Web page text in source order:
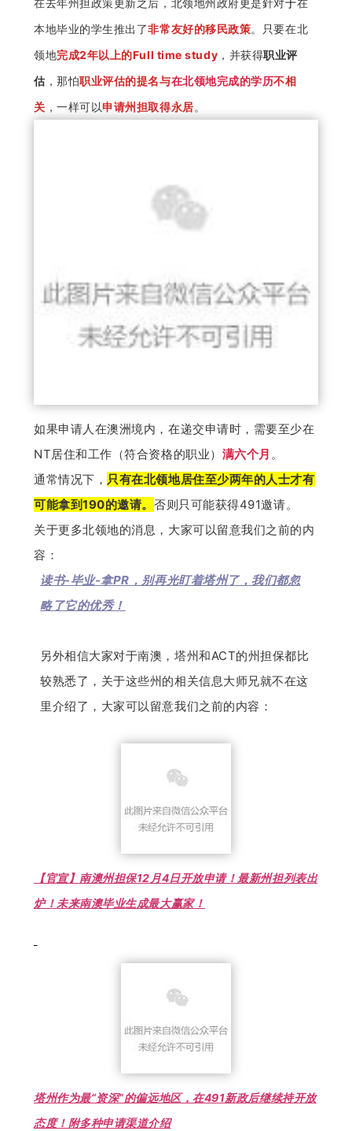
本地毕业的学生推出了非常友好的移民政策。只要在北
领地完成2年以上的Full time study ，并获得职业评
估 ，那怕职业评估的提名与在北领地完成的学历不相
关 ，一样可以申请州担取得永居。
如果申请人在澳洲境内，在递交申请时，需要至少在
NT居住和工作（符合资格的职业） 满六个月 。
通常情况下， 只有在北领地居住至少两年的人士才有
可能拿到190的邀请。 否则只可能获得491邀请。
关于更多北领地的消息，大家可以留意我们之前的内
容：
读书-毕业-拿PR，别再光盯着塔州了，我们都忽
略了它的优秀！
另外相信大家对于南澳，塔州和ACT的州担保都比
较熟悉了，关于这些州的相关信息大师兄就不在这
里介绍了，大家可以留意我们之前的内容：
【官宣】南澳州担保12月4日开放申请！最新州担列表出
炉！未来南澳毕业生成最大赢家！
塔州作为最“资深”的偏远地区，在491新政后继续持开放
态度！附多种申请渠道介绍